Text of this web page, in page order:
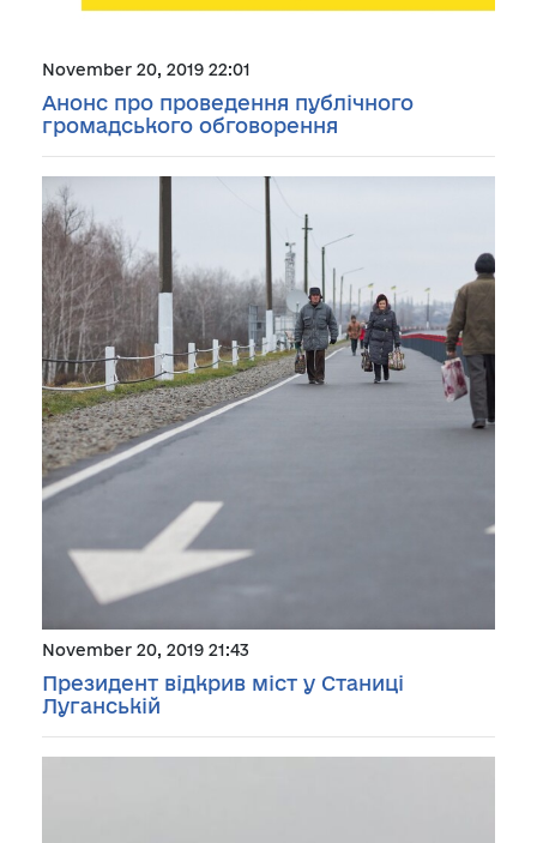
November 20, 2019 22:01
Анонс про проведення публічного
громадського обговорення
November 20, 2019 21:43
Президент відкрив міст у Станиці
Луганській